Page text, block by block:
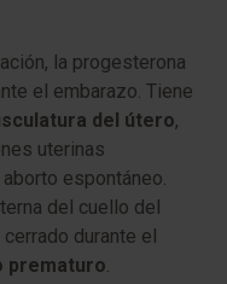
la progesterona
el embarazo. Tiene
del útero,
uterinas
espontáneo.
del cuello del
durante el
prematuro.